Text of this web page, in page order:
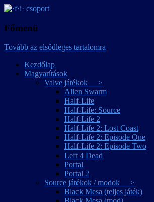
·f·i· csoport
Főmenü
Tovább az elsődleges tartalomra
Kezdőlap
Magyarítások
Valve játékok >
Alien Swarm
Half-Life
Half-Life: Source
Half-Life 2
Half-Life 2: Lost Coast
Half-Life 2: Episode One
Half-Life 2: Episode Two
Left 4 Dead
Portal
Portal 2
Source játékok / modok >
Black Mesa (teljes játék)